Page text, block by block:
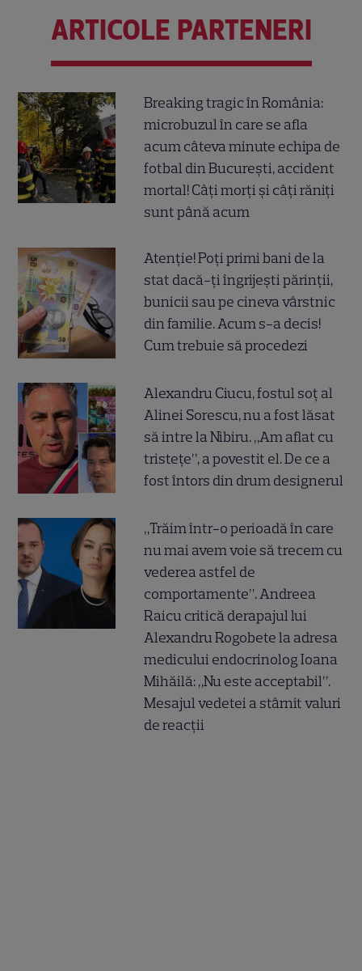
ARTICOLE PARTENERI
Breaking tragic în România:
microbuzul în care se afla
acum câteva minute echipa de
fotbal din București, accident
mortal! Câți morți și câți răniți
sunt până acum
Atenție! Poți primi bani de la
stat dacă-ți îngrijești părinții,
bunicii sau pe cineva vârstnic
din familie. Acum s-a decis!
Cum trebuie să procedezi
Alexandru Ciucu, fostul soț al
Alinei Sorescu, nu a fost lăsat
să intre la Nibiru. „Am aflat cu
tristețe”, a povestit el. De ce a
fost întors din drum designerul
„Trăim într-o perioadă în care
nu mai avem voie să trecem cu
vederea astfel de
comportamente”. Andreea
Raicu critică derapajul lui
Alexandru Rogobete la adresa
medicului endocrinolog Ioana
Mihăilă: „Nu este acceptabil”.
Mesajul vedetei a stârnit valuri
de reacții